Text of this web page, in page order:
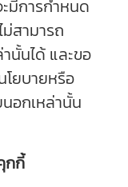
มีการกำหนด
สามารถ
นั้นได้ และขอ
โยบายหรือ
อกเหล่านั้น
กกี้